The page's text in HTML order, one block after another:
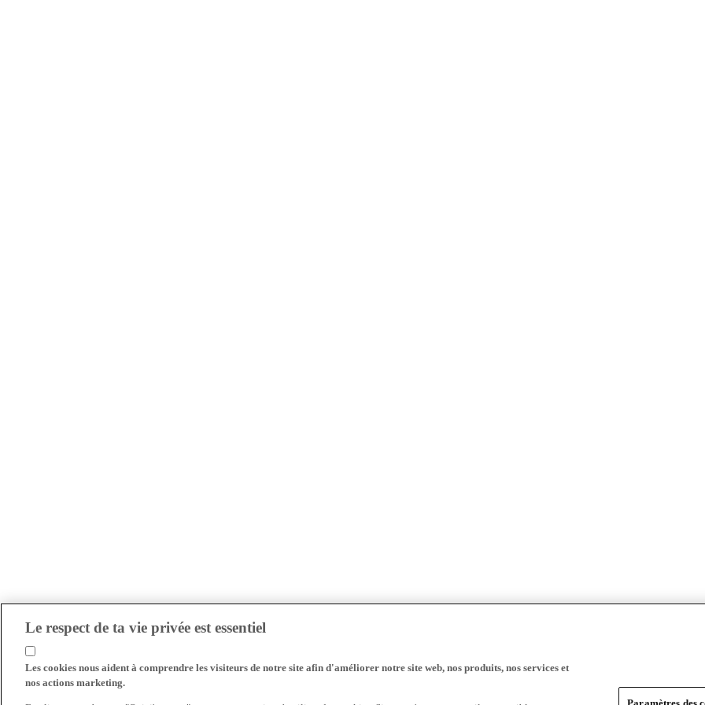
Le respect de ta vie privée est essentiel
Les cookies nous aident à comprendre les visiteurs de notre site afin d'améliorer notre site web, nos produits, nos services et
nos actions marketing.